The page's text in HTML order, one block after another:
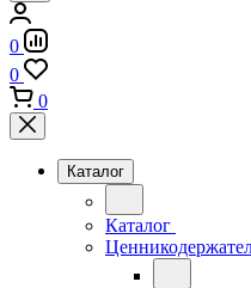
0
0
0
Каталог
Каталог